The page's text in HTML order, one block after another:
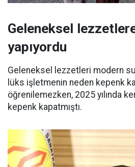
Geleneksel
yapıyordu
Geleneksel lezzetleri modern
lüks işletmenin neden kepenk
öğrenilemezken, 2025 yılında
kepenk kapatmıştı.